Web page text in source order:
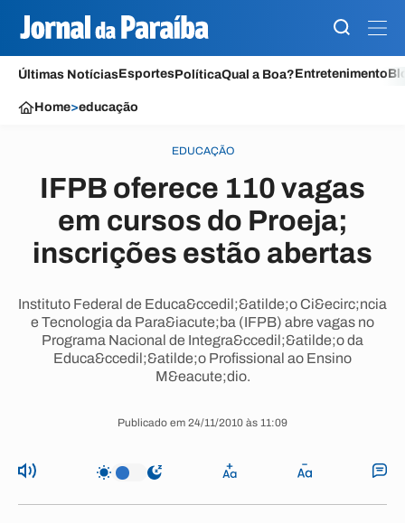
Últimas NotíciasEsportesPolíticaQual a Boa?Entretenimento
Home>educação
EDUCAÇÃO
IFPB oferece 110 vagas
em cursos do Proeja;
inscrições estão abertas
Instituto Federal de Educa&ccedil;&atilde;o Ci&ecirc;ncia
e Tecnologia da Para&iacute;ba (IFPB) abre vagas no
Programa Nacional de Integra&ccedil;&atilde;o da
Educa&ccedil;&atilde;o Profissional ao Ensino
M&eacute;dio.
Publicado em 24/11/2010 às 11:09